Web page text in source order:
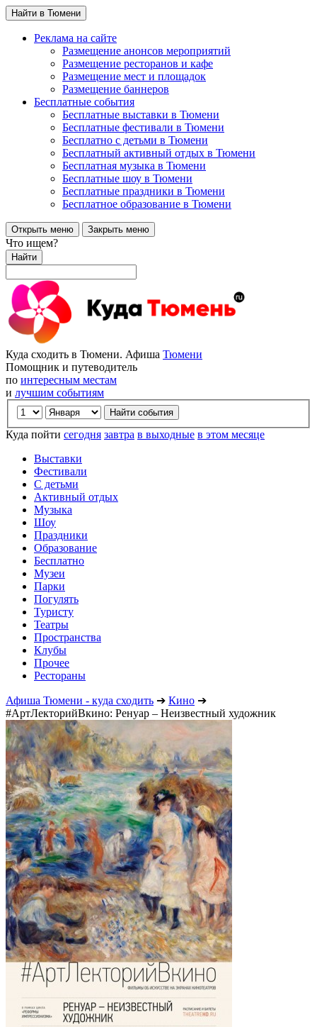
Найти в Тюмени
Реклама на сайте
Размещение анонсов мероприятий
Размещение ресторанов и кафе
Размещение мест и площадок
Размещение баннеров
Бесплатные события
Бесплатные выставки в Тюмени
Бесплатные фестивали в Тюмени
Бесплатно с детьми в Тюмени
Бесплатный активный отдых в Тюмени
Бесплатная музыка в Тюмени
Бесплатные шоу в Тюмени
Бесплатные праздники в Тюмени
Бесплатное образование в Тюмени
Открыть меню Закрыть меню
Что ищем?
Найти
Куда сходить в Тюмени. Афиша Тюмени
Помощник и путеводитель
по интересным местам
и лучшим событиям
Куда пойти сегодня завтра в выходные в этом месяце
Выставки
Фестивали
С детьми
Активный отдых
Музыка
Шоу
Праздники
Образование
Бесплатно
Музеи
Парки
Погулять
Туристу
Театры
Пространства
Клубы
Прочее
Рестораны
Афиша Тюмени - куда сходить ➔ Кино ➔
#АртЛекторийВкино: Ренуар – Неизвестный художник